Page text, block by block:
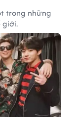
trong những
giới.